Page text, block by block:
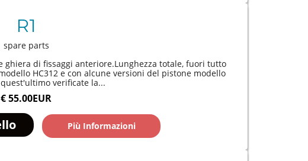
R1
spare parts
di fissaggi anteriore.Lunghezza totale, fuori tutto
HC312 e con alcune versioni del pistone modello
quest'ultimo verificate la...
€ 55.00EUR
Più Informazioni